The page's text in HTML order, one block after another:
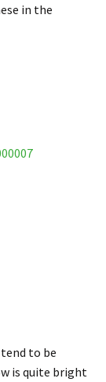
in the
to be
is quite bright